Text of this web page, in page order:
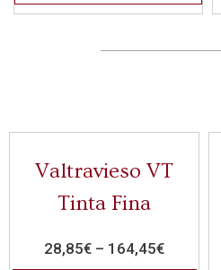
Valtravieso VT
Tinta Fina
28,85€ – 164,45€